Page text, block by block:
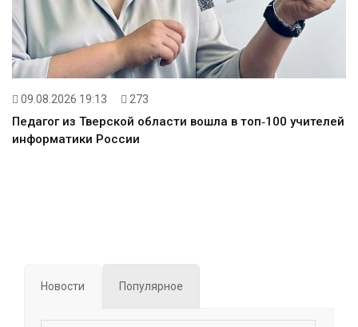
09.08.2026 19:13 273
Педагог из Тверской области вошла в топ‑100 учителей
информатики России
Новости Популярное